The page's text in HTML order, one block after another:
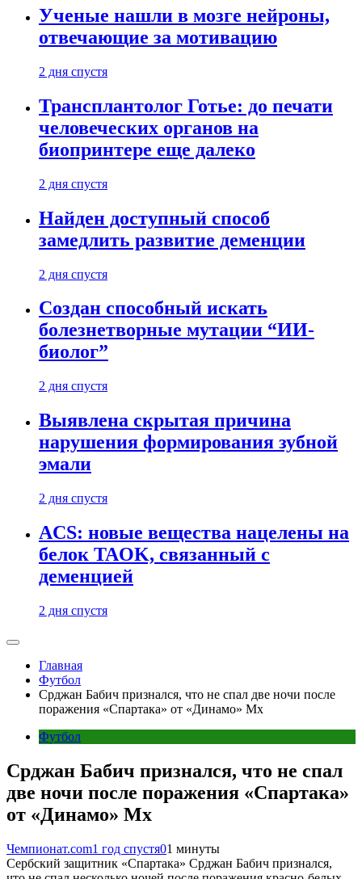
Ученые нашли в мозге нейроны,
отвечающие за мотивацию
2 дня спустя
Трансплантолог Готье: до печати
человеческих органов на
биопринтере еще далеко
2 дня спустя
Найден доступный способ
замедлить развитие деменции
2 дня спустя
Создан способный искать
болезнетворные мутации “ИИ-
биолог”
2 дня спустя
Выявлена скрытая причина
нарушения формирования зубной
эмали
2 дня спустя
ACS: новые вещества нацелены на
белок TAOK, связанный с
деменцией
2 дня спустя
Главная
Футбол
Срджан Бабич признался, что не спал две ночи после
поражения «Спартака» от «Динамо» Мх
Футбол
Срджан Бабич признался, что не спал
две ночи после поражения «Спартака»
от «Динамо» Мх
Чемпионат.com1 год спустя01 минуты
Сербский защитник «Спартака» Срджан Бабич признался,